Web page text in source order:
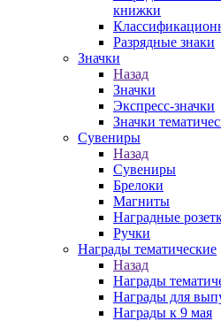
книжки
Разрядные знаки
Значки
Назад
Значки
Экспресс-значки
Значки
Сувениры
Назад
Сувениры
Брелоки
Магниты
Наградные
Ручки
Награды тематические
Назад
Награды
Награды для
Награды к 9 мая